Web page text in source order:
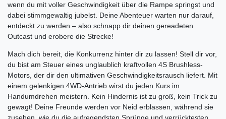
wenn du mit voller Geschwindigkeit über die Rampe springst und
dabei stimmgewaltig jubelst. Deine Abenteuer warten nur darauf,
entdeckt zu werden – also schnapp dir deinen gereadeten
Outcast und erobere die Strecke!
Mach dich bereit, die Konkurrenz hinter dir zu lassen! Stell dir vor,
du bist am Steuer eines unglaublich kraftvollen 4S Brushless-
Motors, der dir den ultimativen Geschwindigkeitsrausch liefert. Mit
einem gelenkigen 4WD-Antrieb wirst du jeden Kurs im
Handumdrehen meistern. Kein Hindernis ist zu groß, kein Trick zu
gewagt! Deine Freunde werden vor Neid erblassen, während sie